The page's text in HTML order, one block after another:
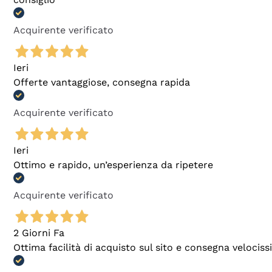
Acquirente verificato
Ieri
Offerte vantaggiose, consegna rapida
Acquirente verificato
Ieri
Ottimo e rapido, un’esperienza da ripetere
Acquirente verificato
2 Giorni Fa
Ottima facilità di acquisto sul sito e consegna